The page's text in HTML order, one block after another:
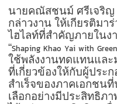
นายคณัสชนม์ ศรีเจริญ
กล่าวงาน ให้เกียรติมา
ไฮไลท์ที่สำคัญภายในง
“Shaping Khao Yai with
ใช้พลังงานทดแทนแล
ที่เกี่ยวข้องให้กับผู้ประ
สำเร็จของภาคเอกชน
เลือกอย่างมีประสิทธิภ